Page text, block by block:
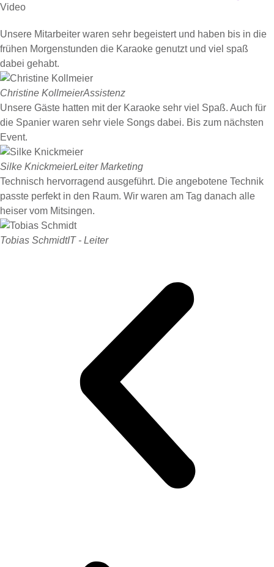
Video
Unsere Mitarbeiter waren sehr begeistert und haben bis in die
frühen Morgenstunden die Karaoke genutzt und viel spaß
dabei gehabt.
Christine KollmeierAssistenz
Unsere Gäste hatten mit der Karaoke sehr viel Spaß. Auch für
die Spanier waren sehr viele Songs dabei. Bis zum nächsten
Event.
Silke KnickmeierLeiter Marketing
Technisch hervorragend ausgeführt. Die angebotene Technik
passte perfekt in den Raum. Wir waren am Tag danach alle
heiser vom Mitsingen.
Tobias SchmidtIT - Leiter